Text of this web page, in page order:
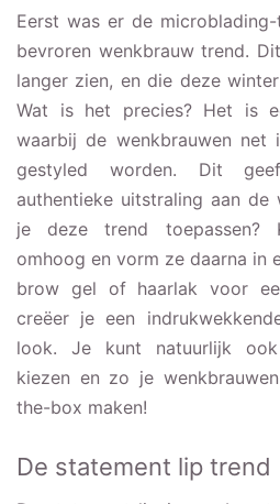
Eerst was er de
bevroren wenkbrauw trend.
langer zien, en die deze
Wat is het precies? Het is
waarbij de wenkbrauwen net
gestyled worden. Dit
authentieke uitstraling aan de
je deze trend toepassen?
omhoog en vorm ze daarna in
brow gel of haarlak voor
creëer je een
look. Je kunt natuurlijk
kiezen en zo je
the-box maken!
De statement lip trend